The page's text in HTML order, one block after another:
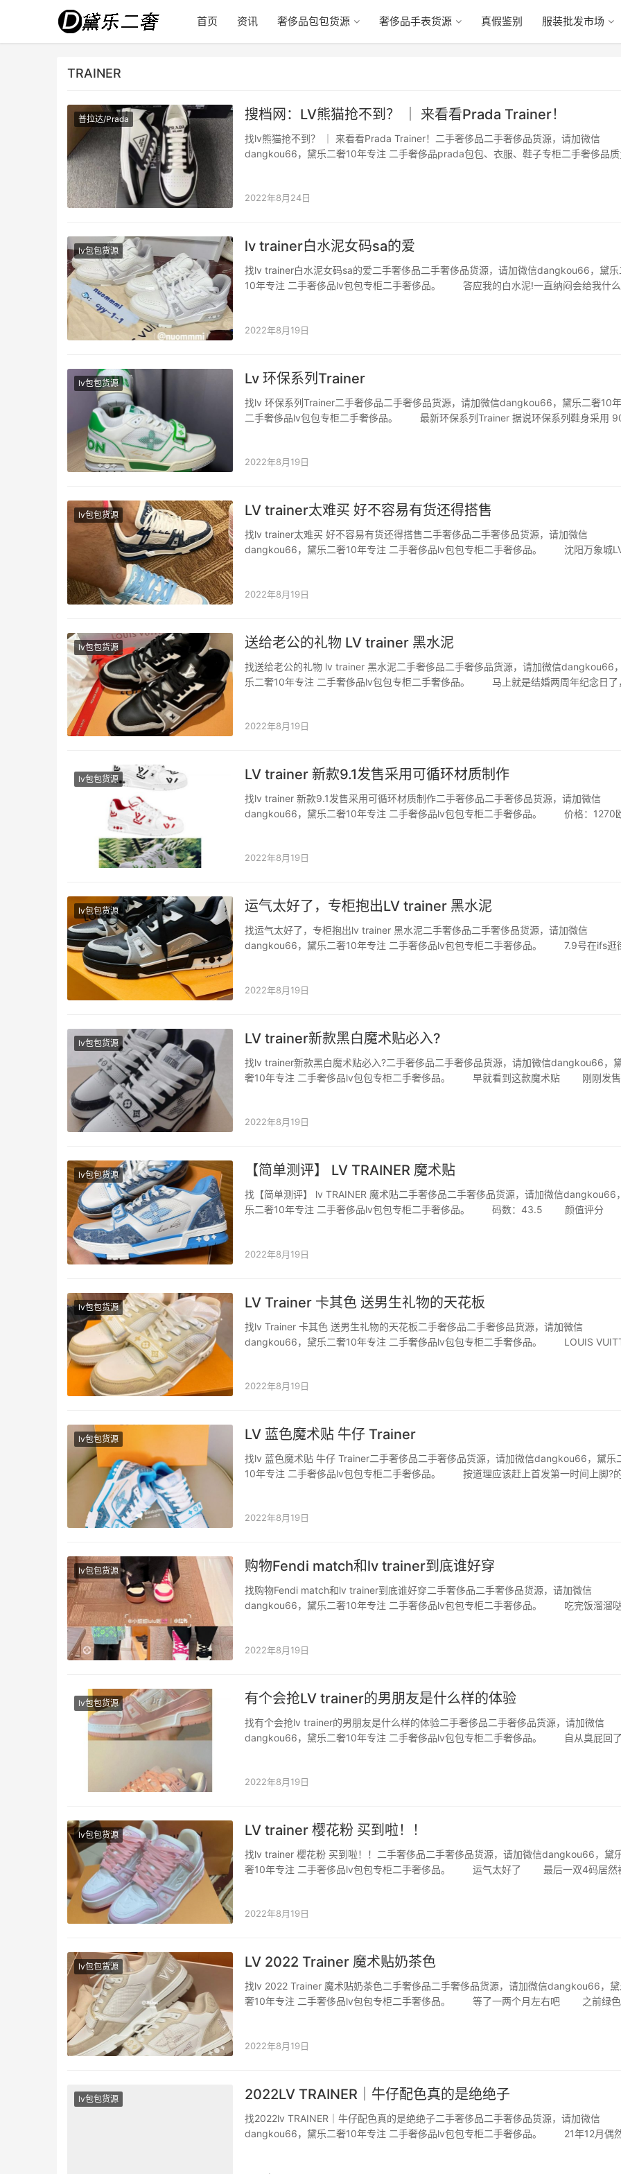
首页 资讯 奢侈品包包货源 奢侈品手表货源 真假鉴别 服装批发市场
TRAINER
普拉达/Prada 搜档网：LV熊猫抢不到？ ｜ 来看看Prada Trainer！
找lv熊猫抢不到？ ｜ 来看看Prada Trainer！二手奢侈品二手奢侈品货源，请加微信
dangkou66，黛乐二奢10年专注 二手奢侈品prada包包、衣服、鞋子专柜二手奢侈品质
2022年8月24日
lv包包货源 lv trainer白水泥女码‍️sa的爱
找lv trainer白水泥女码‍️sa的爱二手奢侈品二手奢侈品货源，请加微信dangkou66，黛乐
10年专注 二手奢侈品lv包包专柜二手奢侈品。 答应我的白水泥!一直纳闷会给我什
2022年8月19日
lv包包货源 Lv 环保系列️Trainer
找lv 环保系列️Trainer二手奢侈品二手奢侈品货源，请加微信dangkou66，黛乐二奢10
二手奢侈品lv包包专柜二手奢侈品。 最新环保系列Trainer 据说环保系列鞋身采用
2022年8月19日
lv包包货源 LV trainer太难买 好不容易有货还得搭售️
找lv trainer太难买 好不容易有货还得搭售️二手奢侈品二手奢侈品货源，请加微信
dangkou66，黛乐二奢10年专注 二手奢侈品lv包包专柜二手奢侈品。 沈阳万象城
2022年8月19日
lv包包货源 送给老公的礼物 LV trainer 黑水泥
找送给老公的礼物 lv trainer 黑水泥二手奢侈品二手奢侈品货源，请加微信dangkou66
乐二奢10年专注 二手奢侈品lv包包专柜二手奢侈品。 马上就是结婚两周年纪念日了
2022年8月19日
lv包包货源 LV trainer 新款9.1发售采用可循环材质制作
找lv trainer 新款9.1发售采用可循环材质制作二手奢侈品二手奢侈品货源，请加微信
dangkou66，黛乐二奢10年专注 二手奢侈品lv包包专柜二手奢侈品。 价格：1270
2022年8月19日
lv包包货源 运气太好了，专柜抱出LV trainer 黑水泥
找运气太好了，专柜抱出lv trainer 黑水泥二手奢侈品二手奢侈品货源，请加微信
dangkou66，黛乐二奢10年专注 二手奢侈品lv包包专柜二手奢侈品。 7.9号在ifs逛
2022年8月19日
lv包包货源 LV trainer新款黑白魔术贴必入?
找lv trainer新款黑白魔术贴必入?二手奢侈品二手奢侈品货源，请加微信dangkou66，
奢10年专注 二手奢侈品lv包包专柜二手奢侈品。 早就看到这款魔术贴 刚刚发售
2022年8月19日
lv包包货源 【简单测评】 LV TRAINER 魔术贴
找【简单测评】 lv TRAINER 魔术贴二手奢侈品二手奢侈品货源，请加微信dangkou66
乐二奢10年专注 二手奢侈品lv包包专柜二手奢侈品。 码数：43.5 颜值评分
2022年8月19日
lv包包货源 LV Trainer 卡其色 送男生礼物的天花板
找lv Trainer 卡其色 送男生礼物的天花板二手奢侈品二手奢侈品货源，请加微信
dangkou66，黛乐二奢10年专注 二手奢侈品lv包包专柜二手奢侈品。 LOUIS
2022年8月19日
lv包包货源 LV 蓝色魔术贴 牛仔 Trainer
找lv 蓝色魔术贴 牛仔 Trainer二手奢侈品二手奢侈品货源，请加微信dangkou66，黛乐
10年专注 二手奢侈品lv包包专柜二手奢侈品。 按道理应该赶上首发第一时间上脚?
2022年8月19日
lv包包货源 购物️Fendi match和lv trainer到底谁好穿
找购物️Fendi match和lv trainer到底谁好穿二手奢侈品二手奢侈品货源，请加微信
dangkou66，黛乐二奢10年专注 二手奢侈品lv包包专柜二手奢侈品。 吃完饭溜溜哒
2022年8月19日
lv包包货源 有个会抢LV trainer的男朋友是什么样的体验
找有个会抢lv trainer的男朋友是什么样的体验二手奢侈品二手奢侈品货源，请加微信
dangkou66，黛乐二奢10年专注 二手奢侈品lv包包专柜二手奢侈品。 自从臭屁回了
2022年8月19日
lv包包货源 LV trainer 樱花粉 买到啦！！
找lv trainer 樱花粉 买到啦！！二手奢侈品二手奢侈品货源，请加微信dangkou66，黛
奢10年专注 二手奢侈品lv包包专柜二手奢侈品。 运气太好了 最后一双4码居然
2022年8月19日
lv包包货源 LV 2022 Trainer 魔术贴奶茶色
找lv 2022 Trainer 魔术贴奶茶色二手奢侈品二手奢侈品货源，请加微信dangkou66，
奢10年专注 二手奢侈品lv包包专柜二手奢侈品。 等了一两个月左右吧 之前绿
2022年8月19日
lv包包货源 2022LV TRAINER｜牛仔配色真的是绝绝子
找2022lv TRAINER｜牛仔配色真的是绝绝子二手奢侈品二手奢侈品货源，请加微信
dangkou66，黛乐二奢10年专注 二手奢侈品lv包包专柜二手奢侈品。 21年12月偶